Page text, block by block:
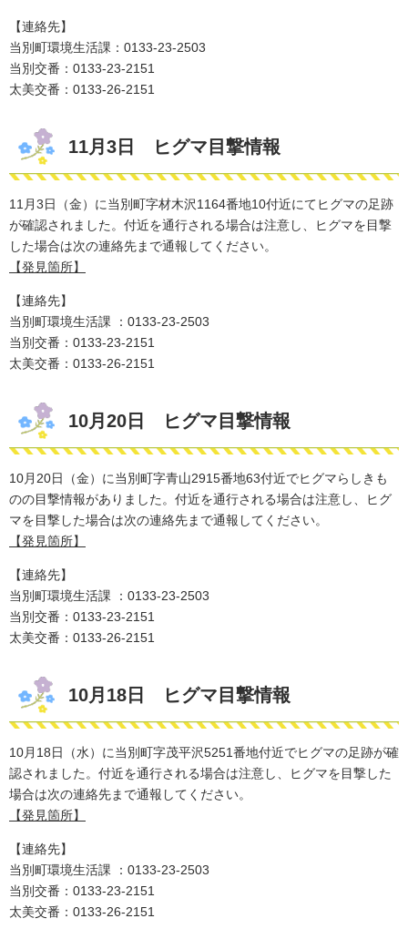
【連絡先】
当別町環境生活課：0133-23-2503
​当別交番：0133-23-2151
太美交番：0133-26-2151
11月3日 ヒグマ目撃情報
11月3日（金）に当別町字材木沢1164番地10付近にてヒグマの足跡
が確認されました。付近を通行される場合は注意し、ヒグマを​目撃
した場合は次の連絡先まで通報してください。
【発見箇所】
【連絡先】
当別町環境生活課 ：0133-23-2503
​当別交番：0133-23-2151
太美交番：0133-26-2151
10月20日 ヒグマ目撃情報
10月20日（金）に当別町字青山2915番地63付近でヒグマらしきも
のの目撃情報がありました。付近を通行される場合は注意し、ヒグ
マを​目撃した場合は次の連絡先まで通報してください。
【発見箇所】
【連絡先】
当別町環境生活課 ：0133-23-2503
​当別交番：0133-23-2151
太美交番：0133-26-2151
10月18日 ヒグマ目撃情報
10月18日（水）に当別町字茂平沢5251番地付近でヒグマの足跡が確
認されました。付近を通行される場合は注意し、ヒグマを目撃した
場合は次の連絡先まで通報してください。​
【発見箇所】
【連絡先】
当別町環境生活課 ：0133-23-2503
​当別交番：0133-23-2151
太美交番：0133-26-2151